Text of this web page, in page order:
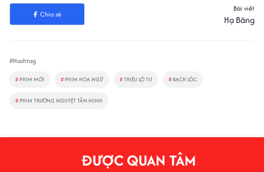
Chia sẻ
Bài viết
Hạ Băng
#Hashtag
# PHIM MỚI # PHIM HOA NGỮ #TRIỆU LỘ TƯ # BẠCH LỘC
# PHIM TRƯỜNG NGUYỆT TẪN MINH
ĐƯỢC QUAN TÂM